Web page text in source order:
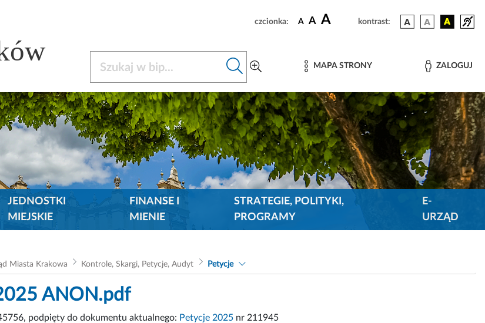
czcionka: A A A kontrast:
MAPA STRONY ZALOGUJ
JEDNOSTKI
MIEJSKIE
FINANSE I
MIENIE
STRATEGIE, POLITYKI,
PROGRAMY
E-
URZĄD
Miasta Krakowa Kontrole, Skargi, Petycje, Audyt Petycje
ANON.pdf
podpięty do dokumentu aktualnego: Petycje 2025 nr 211945